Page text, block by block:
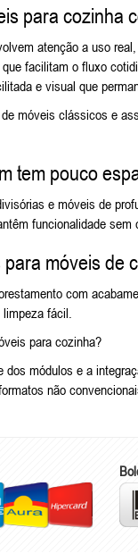
para cozinha
atenção a uso
facilitam o fluxo
e visual que
móveis clássicos e
tem pouco
e móveis de
funcionalidade sem
móveis de
com
fácil.
para cozinha?
módulos e a
não